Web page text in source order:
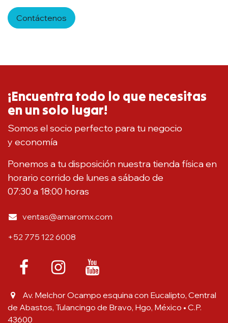
Contáctenos
¡Encuentra todo lo que necesitas
en un solo lugar!
Somos el socio perfecto para tu negocio
y economía
Ponemos a tu disposición nuestra tienda física en
horario corrido de lunes a sábado de
07:30 a 18:00 horas
ventas@amaromx.com
+52 775 122 6008
Av. Melchor Ocampo esquina con Eucalipto, Central
de Abastos, Tulancingo de Bravo, Hgo, México • C.P.
43600